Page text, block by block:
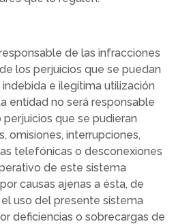
de las infracciones
los perjuicios que se puedan
e ilegítima utilización
entidad no será responsable
que se pudieran
omisiones, interrupciones,
telefónicas o desconexiones
de este sistema
causas ajenas a ésta, de
uso del presente sistema
deficiencias o sobrecargas de